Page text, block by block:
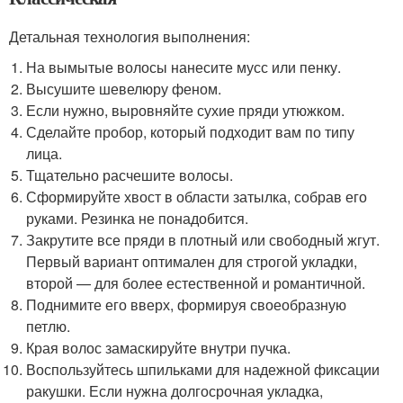
Детальная технология выполнения:
На вымытые волосы нанесите мусс или пенку.
Высушите шевелюру феном.
Если нужно, выровняйте сухие пряди утюжком.
Сделайте пробор, который подходит вам по типу
лица.
Тщательно расчешите волосы.
Сформируйте хвост в области затылка, собрав его
руками. Резинка не понадобится.
Закрутите все пряди в плотный или свободный жгут.
Первый вариант оптимален для строгой укладки,
второй — для более естественной и романтичной.
Поднимите его вверх, формируя своеобразную
петлю.
Края волос замаскируйте внутри пучка.
Воспользуйтесь шпильками для надежной фиксации
ракушки. Если нужна долгосрочная укладка,